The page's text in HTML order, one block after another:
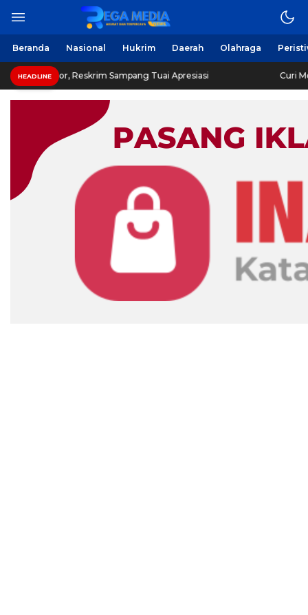
Beranda Nasional Hukrim Daerah Olahraga
HEADLINE
Reskrim Sampang Tuai Apresiasi Curi Motor! Dua